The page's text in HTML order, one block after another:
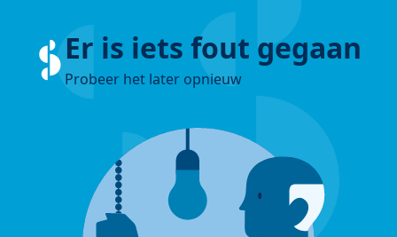
Er is iets fout gegaan
Probeer het later opnieuw